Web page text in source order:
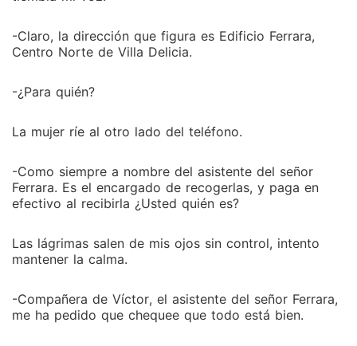
-Claro, la dirección que figura es Edificio Ferrara,
Centro Norte de Villa Delicia.
-¿Para quién?
La mujer ríe al otro lado del teléfono.
-Como siempre a nombre del asistente del señor
Ferrara. Es el encargado de recogerlas, y paga en
efectivo al recibirla ¿Usted quién es?
Las lágrimas salen de mis ojos sin control, intento
mantener la calma.
-Compañera de Víctor, el asistente del señor Ferrara,
me ha pedido que chequee que todo está bien.